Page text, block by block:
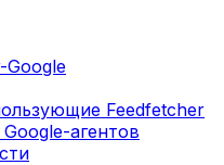
Google
Feedfetcher
агентов